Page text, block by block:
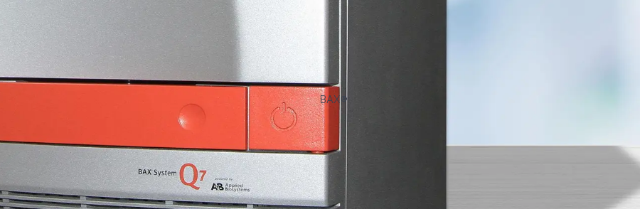
PCR, które są obecnie dostępne dla urządzeniaBAX®
zdecydowanie zalecamy, aby zawsze korzystać z najnowszego dostępnego
2022 r., jest w wersji 4.22.
ale zdecydowanie zalecamy jak najszybszą aktualizację; będą Państwo chcieli
które są obecnie dodawane.